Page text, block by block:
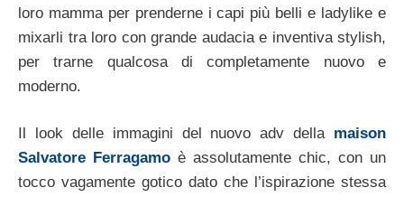
loro mamma per prenderne i capi più belli e ladylike e
mixarli tra loro con grande audacia e inventiva stylish,
per trarne qualcosa di completamente nuovo e
moderno.
Il look delle immagini del nuovo adv della maison
Salvatore Ferragamo è assolutamente chic, con un
tocco vagamente gotico dato che l’ispirazione stessa